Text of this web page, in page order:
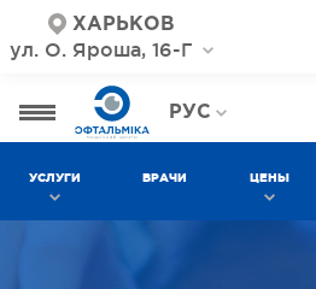
ХАРЬКОВ
ул. О. Яроша, 16-Г
РУС
УКР
УСЛУГИ ВРАЧИ ЦЕНЫ